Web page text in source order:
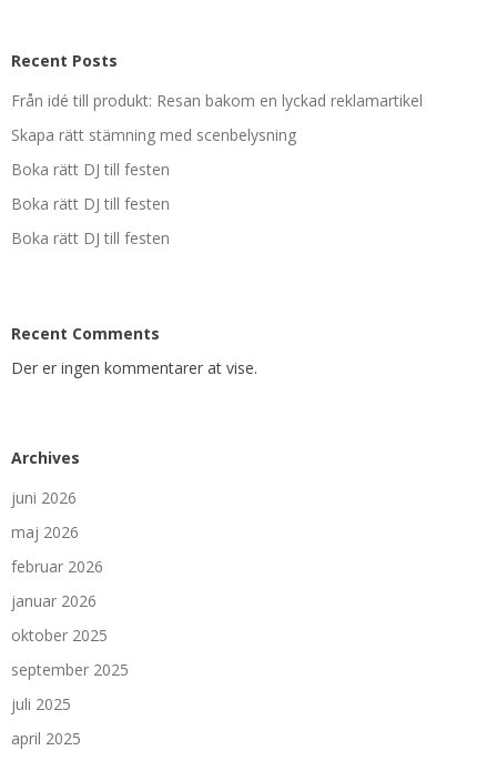
Recent Posts
Från idé till produkt: Resan bakom en lyckad reklamartikel
Skapa rätt stämning med scenbelysning
Boka rätt DJ till festen
Boka rätt DJ till festen
Boka rätt DJ till festen
Recent Comments
Der er ingen kommentarer at vise.
Archives
juni 2026
maj 2026
februar 2026
januar 2026
oktober 2025
september 2025
juli 2025
april 2025